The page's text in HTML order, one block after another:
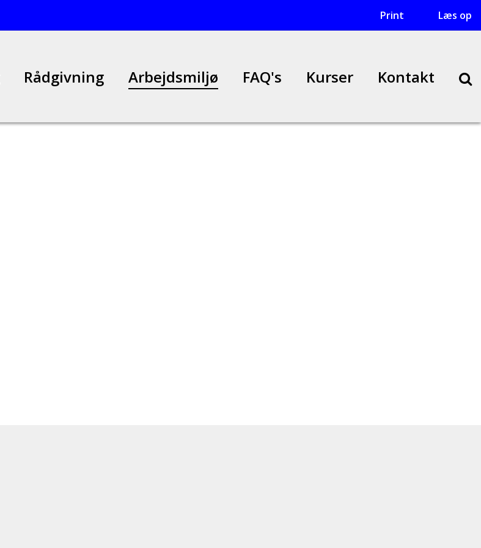
Print Læs op
Rådgivning Arbejdsmiljø FAQ's Kurser Kontakt